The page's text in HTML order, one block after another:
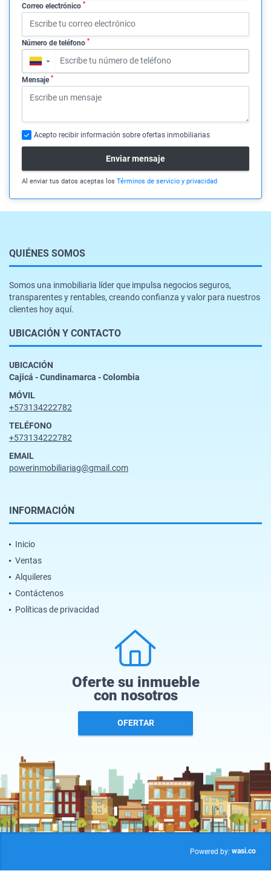
Correo electrónico *
Número de teléfono *
▼
Mensaje *
Acepto recibir información sobre ofertas inmobiliarias
Enviar mensaje
Al enviar tus datos aceptas los Términos de servicio y privacidad
QUIÉNES SOMOS
Somos una inmobiliaria líder que impulsa negocios seguros,
transparentes y rentables, creando confianza y valor para nuestros
clientes hoy aquí.
UBICACIÓN Y CONTACTO
UBICACIÓN
Cajicá - Cundinamarca - Colombia
MÓVIL
+573134222782
TELÉFONO
+573134222782
EMAIL
powerinmobiliariag@gmail.com
INFORMACIÓN
Inicio
Ventas
Alquileres
Contáctenos
Políticas de privacidad
Oferte su inmueble
con nosotros
OFERTAR
Powered by: wasi.co